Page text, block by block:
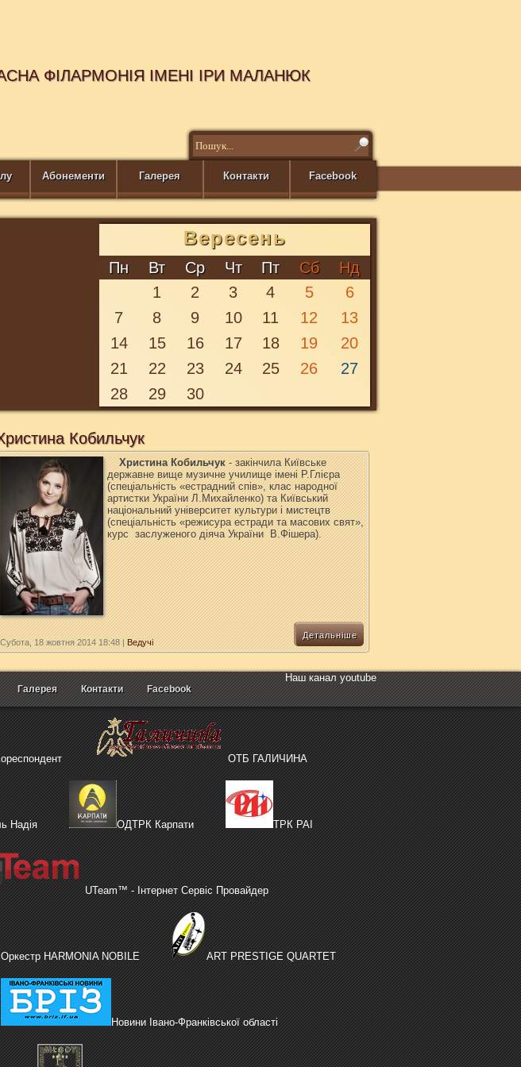
ФІЛАРМОНІЯ ІМЕНІ ІРИ МАЛАНЮК
Абонементи Галерея Контакти Facebook
Вересень
Пн Вт Ср Чт Пт Сб
Нд
1
2 3 4 5
6
7
8 9 10 11 12
13
14
15 16 17 18 19
20
21
22 23 24 25 26
27
28
29 30
Кобильчук
Христина Кобильчук - закінчила Київське
державне вище музичне училище імені Р.Глієра
(спеціальність «естрадний спів», клас народної
артистки України Л.Михайленко) та Київський
національний університет культури і мистецтв
(спеціальність «режисура естради та масових свят»,
курс заслуженого діяча України В.Фішера).
Субота, 18 жовтня 2014 18:48 | Ведучі
Детальніше
Галерея Контакти Facebook
Наш канал youtube
ОТБ ГАЛИЧИНА
Надія ОДТРК Карпати ТРК РАІ
UTeam™ - Інтернет Сервіс Провайдер
HARMONIA NOBILE ART PRESTIGE QUARTET
Новини Івано-Франківської області